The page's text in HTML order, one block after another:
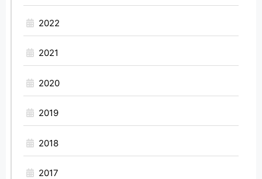
2022
2021
2020
2019
2018
2017